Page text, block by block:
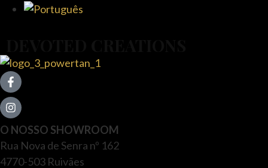
O NOSSO SHOWROOM
Rua Nova de Senra nº 162
4770-503 Ruivães